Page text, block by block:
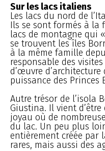
Sur les lacs italiens
Les lacs du nord de
Ils se sont formés à la
lacs de montagne qui
se trouvent les îles
à la même famille
responsable des
d’œuvre
puissance des Princes
Autre trésor de l’isola
Giustina. Il vient
joyau où de
du lac. Un peu plus
entièrement créée par
rares, mais aussi des